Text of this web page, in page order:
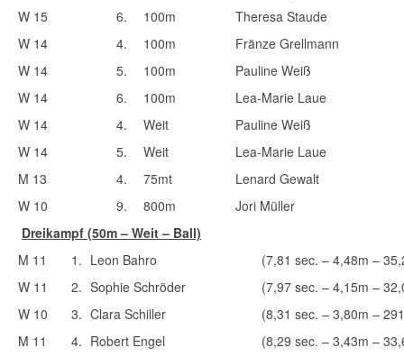
W 15
6. 100m
Theresa Staude
W 14
4. 100m
Fränze Grellmann
W 14
5. 100m
Pauline Weiß
W 14
6. 100m
Lea-Marie Laue
W 14
4. Weit
Pauline Weiß
W 14
5. Weit
Lea-Marie Laue
M 13
4. 75mt
Lenard Gewalt
W 10
9. 800m
Jori Müller
Dreikampf (50m – Weit – Ball)
M 11
1. Leon Bahro
(7,81 sec. – 4,48m –
W 11
2. Sophie Schröder
(7,97 sec. – 4,15m –
W 10
3. Clara Schiller
(8,31 sec. – 3,80m –
M 11
4. Robert Engel
(8,29 sec. – 3,43m –